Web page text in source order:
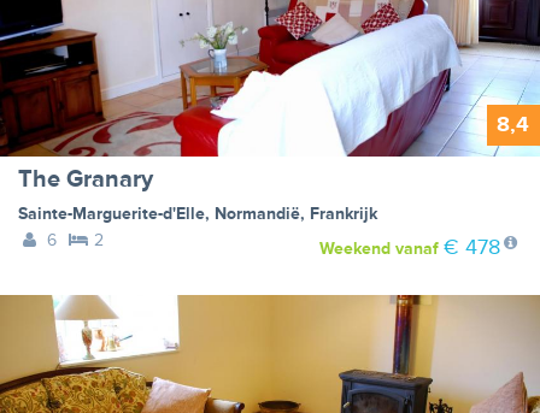
8,4
The Granary
Sainte-Marguerite-d'Elle, Normandië, Frankrijk
6
2 Weekendvanaf € 478